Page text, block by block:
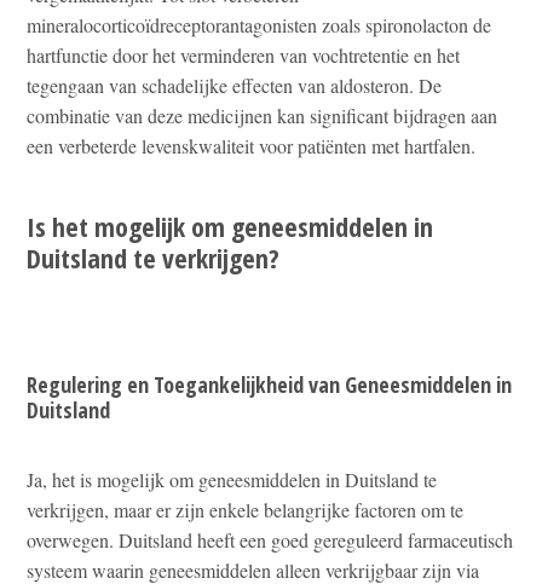
mineralocorticoïdreceptorantagonisten zoals spironolacton de
hartfunctie door het verminderen van vochtretentie en het
tegengaan van schadelijke effecten van aldosteron. De
combinatie van deze medicijnen kan significant bijdragen aan
een verbeterde levenskwaliteit voor patiënten met hartfalen.
Is het mogelijk om geneesmiddelen in
Duitsland te verkrijgen?
Regulering en Toegankelijkheid van Geneesmiddelen in
Duitsland
Ja, het is mogelijk om geneesmiddelen in Duitsland te
verkrijgen, maar er zijn enkele belangrijke factoren om te
overwegen. Duitsland heeft een goed gereguleerd farmaceutisch
systeem waarin geneesmiddelen alleen verkrijgbaar zijn via